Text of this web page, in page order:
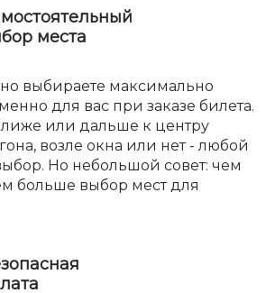
места
выбираете максимально
для вас при заказе билета.
или дальше к центру
возле окна или нет - любой
Но небольшой совет: чем
больше выбор мест для